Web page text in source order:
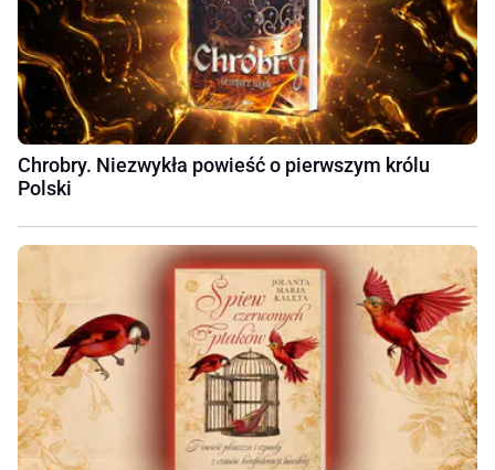
Chrobry. Niezwykła powieść o pierwszym królu
Polski